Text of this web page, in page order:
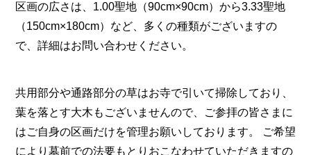
区画の広さは、1.00聖地（90cm×90cm）から3.33聖地
（150cm×180cm）など、多くの種類がございますの
で、詳細はお問い合わせください。
共用部分や通路部分の草はお寺で引いて掃除しており、
葉を落とす大木もございませんので、ご参拝の皆さまに
はご自身の区画だけを管理お願いしております。 ご希望
により墓前での法要もとりおこなわせていただきますの